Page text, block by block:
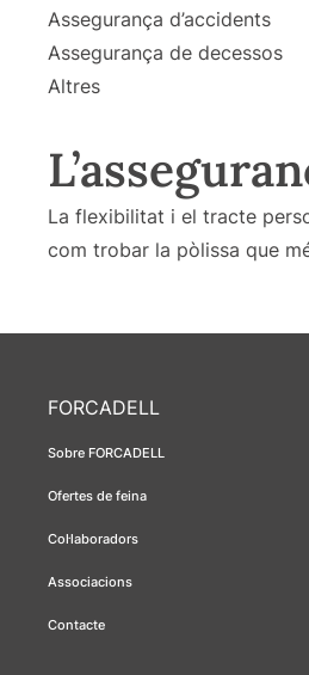
Assegurança d’accidents
Assegurança de decessos
Altres
La flexibilitat i el tracte
com trobar la pòlissa que
FORCADELL
Sobre FORCADELL
Ofertes de feina
Col·laboradors
Associacions
Contacte